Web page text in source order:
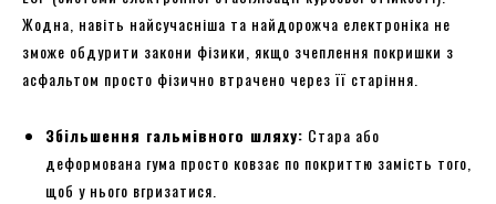
Жодна, навіть найсучасніша та найдорожча електроніка не
зможе обдурити закони фізики, якщо зчеплення покришки з
асфальтом просто фізично втрачено через її старіння.
Збільшення гальмівного шляху: Стара або
деформована гума просто ковзає по покриттю замість того,
щоб у нього вгризатися.